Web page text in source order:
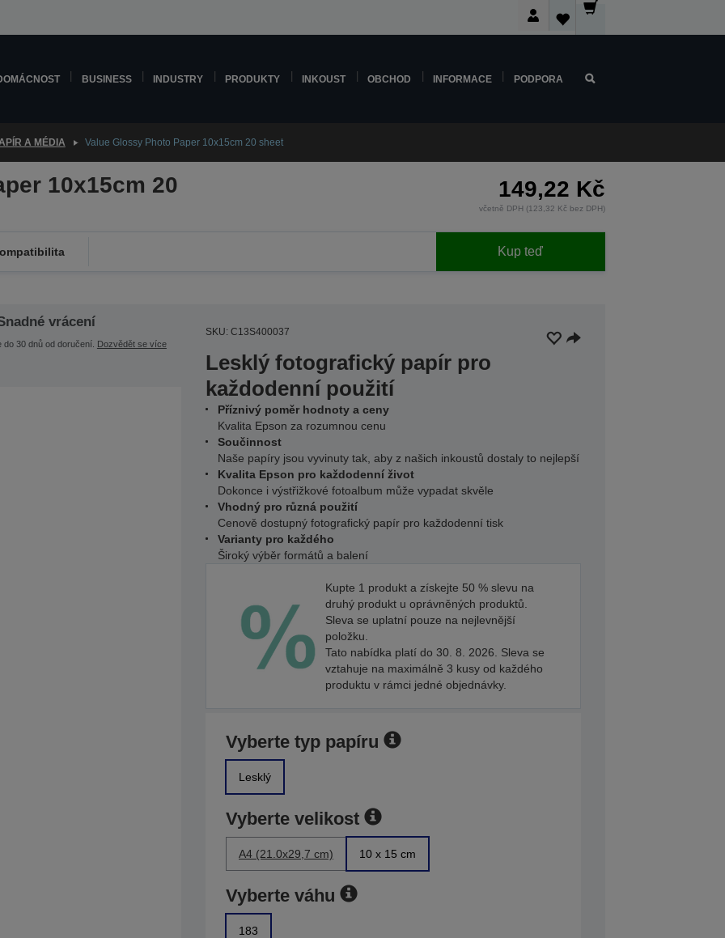
BUSINESS INDUSTRY PRODUKTY INKOUST OBCHOD INFORMACE PODPORA
A MÉDIA Value Glossy Photo Paper 10x15cm 20 sheet
10x15cm 20
149,22 Kč
včetně DPH (123,32 Kč bez DPH)
Kup teď
vrácení
do 30 dnů od doručení. Dozvědět se více
SKU: C13S400037
Lesklý fotografický papír pro
každodenní použití
Příznivý poměr hodnoty a ceny
Kvalita Epson za rozumnou cenu
Součinnost
Naše papíry jsou vyvinuty tak, aby z našich inkoustů dostaly to nejlepší
Kvalita Epson pro každodenní život
Dokonce i výstřižkové fotoalbum může vypadat skvěle
Vhodný pro různá použití
Cenově dostupný fotografický papír pro každodenní tisk
Varianty pro každého
Široký výběr formátů a balení
Kupte 1 produkt a získejte 50 % slevu na
druhý produkt u oprávněných produktů.
Sleva se uplatní pouze na nejlevnější
položku.
Tato nabídka platí do 30. 8. 2026. Sleva se
vztahuje na maximálně 3 kusy od každého
produktu v rámci jedné objednávky.
Vyberte typ papíru
Lesklý
Vyberte velikost
A4 (21.0x29,7 cm) 10 x 15 cm
Vyberte váhu
183